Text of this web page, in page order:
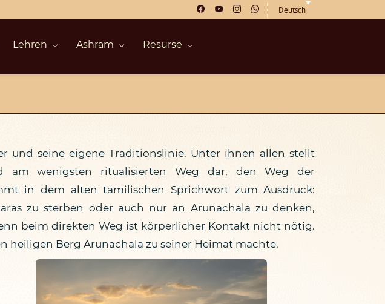
Deutsch
Lehren Ashram Resurse
und seine eigene Traditionslinie. Unter ihnen allen stellt
am wenigsten ritualisierten Weg dar, den Weg der
in dem alten tamilischen Sprichwort zum Ausdruck:
zu sterben oder auch nur an Arunachala zu denken,
beim direkten Weg ist körperlicher Kontakt nicht nötig.
heiligen Berg Arunachala zu seiner Heimat machte.